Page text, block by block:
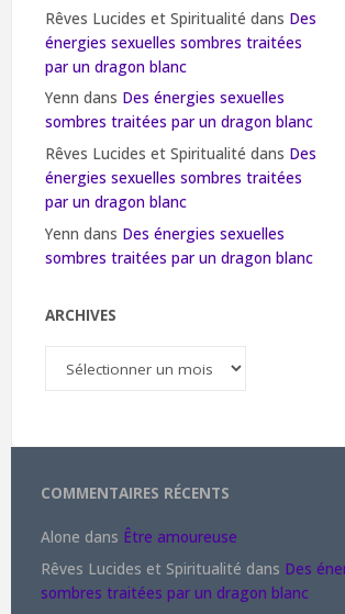
Rêves Lucides et Spiritualité dans Des
énergies sexuelles sombres traitées
par un dragon blanc
Yenn dans Des énergies sexuelles
sombres traitées par un dragon blanc
Rêves Lucides et Spiritualité dans Des
énergies sexuelles sombres traitées
par un dragon blanc
Yenn dans Des énergies sexuelles
sombres traitées par un dragon blanc
ARCHIVES
COMMENTAIRES RÉCENTS
Alone dans Être amoureuse
Rêves Lucides et Spiritualité dans Des
sombres traitées par un dragon blanc